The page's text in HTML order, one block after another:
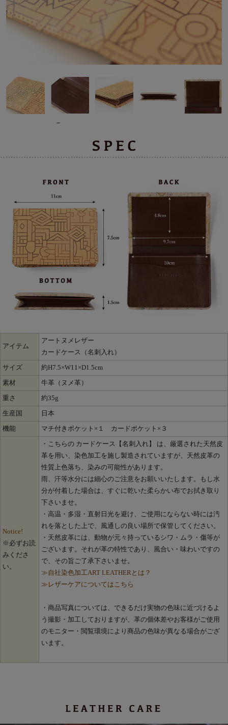
アイテム
アートヌメレザー
カードケース（名刺入れ）
サイズ 約H7.5×W11×D1.5cm
素材 牛革（ヌメ革）
重さ 約35g
生産国 日本
機能 マチ付きポケット×１ カードポケット×３
Notice!
※必ずお読
みくださ
い。
・こちらの カードケース【名刺入れ】 は、厳選された天然皮
革を用い、染色加工を施し製造されていますが、天然皮革の
性質上色落ち、染みの可能性があります。
雨、汗等水分には細心のご注意をお願いいたします。もし水
分が付着した場合は、すぐに乾いた柔らかい布でお拭き取り
下さいませ。
・高温・多湿・直射日光を避け、ご使用にならない時には汚
れを落とした上で、風通しの良い場所で保管してください。
・天然皮革には、動物が元々持っているシワ・ムラ・傷等が
ございます。それが革の特性であり、風合い・味わいですの
で、その旨ご了承下さいませ。
≫自社染色加工ART LEATHERとは？
≫レザーケアについてはこちら
・商品写真については、できるだけ実物の色味に近づけるよ
う撮影・加工しておりますが、革の個体差やお客様がご使用
のモニター・閲覧環境により商品の色味が異なる場合がござ
います。